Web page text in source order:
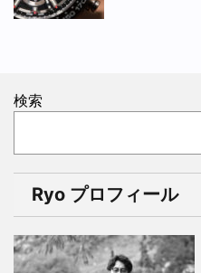
検索
Ryo プロフィール